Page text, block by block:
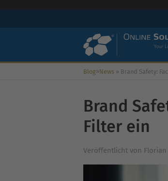
Blog»News » Brand Safety:
Brand
Filter ein
Veröffentlicht von Florian